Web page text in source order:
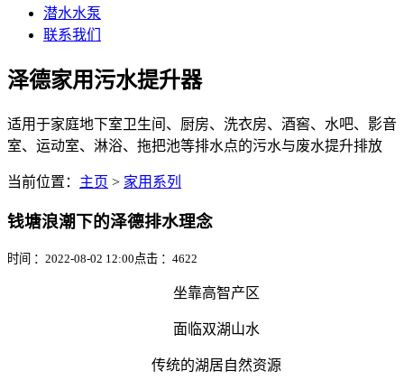
潜水水泵
联系我们
泽德家用污水提升器
适用于家庭地下室卫生间、厨房、洗衣房、酒窖、水吧、影音
室、运动室、淋浴、拖把池等排水点的污水与废水提升排放
当前位置： 主页 > 家用系列
钱塘浪潮下的泽德排水理念
时间 ：2022-08-02 12:00点击 ： 4622
坐靠高智产区
面临双湖山水
传统的湖居自然资源